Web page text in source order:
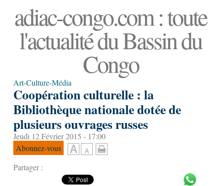
adiac-congo.com : toute
l'actualité du Bassin du
Congo
Art-Culture-Média
Coopération culturelle : la
Bibliothèque nationale dotée de
plusieurs ouvrages russes
Jeudi 12 Février 2015 - 17:00
Abonnez-vous
Partager :